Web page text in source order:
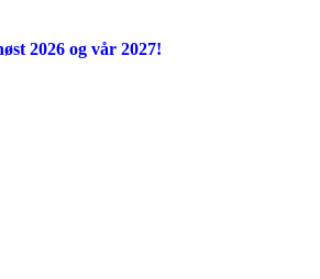
2026 og vår 2027!